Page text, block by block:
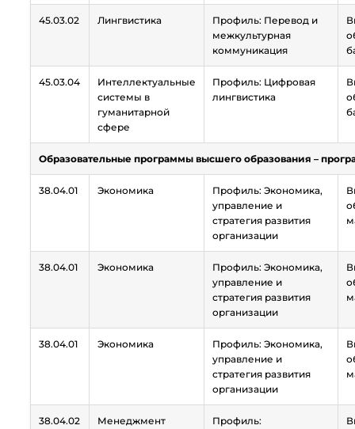
45.03.02 Лингвистика
Профиль: Перевод и
межкультурная
коммуникация
45.03.04
Интеллектуальные
системы в
гуманитарной
сфере
Профиль: Цифровая
лингвистика
Образовательные программы высшего образования –
38.04.01 Экономика
Профиль: Экономика,
управление и
стратегия развития
организации
38.04.01 Экономика
Профиль: Экономика,
управление и
стратегия развития
организации
38.04.01 Экономика
Профиль: Экономика,
управление и
стратегия развития
организации
38.04.02 Менеджмент
Профиль: